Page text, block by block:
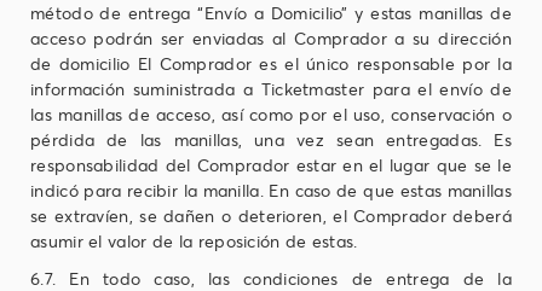
método de entrega “Envío a Domicilio” y estas manillas de
acceso podrán ser enviadas al Comprador a su dirección
de domicilio El Comprador es el único responsable por la
información suministrada a Ticketmaster para el envío de
las manillas de acceso, así como por el uso, conservación o
pérdida de las manillas, una vez sean entregadas. Es
responsabilidad del Comprador estar en el lugar que se le
indicó para recibir la manilla. En caso de que estas manillas
se extravíen, se dañen o deterioren, el Comprador deberá
asumir el valor de la reposición de estas.
6.7. En todo caso, las condiciones de entrega de la